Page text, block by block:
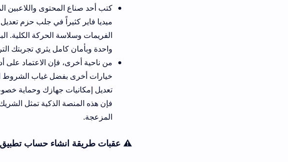
كتب أحد صناع المحتوى واللاعبين المخضرمين في
ميديا فاير كثيراً في جلب حزم تعديل الألعاب
الفريمات وسلاسة الحركة الكلية. البرنامج يحترم
واحدة وبأمان كامل يثري تجربتك الترفيهية
من ناحية أخرى، فإن الاعتماد على أدوات عراق
خيارات أخرى بفضل غياب الشروط المادية
تعديل إمكانيات جهازك وحماية خصوصيتك الرقمية
فإن هذه المنصة الذكية تمثل الشريك المثالي
⚠️ عقبات طريقة انشاء حساب تطبيق عراق كرافت